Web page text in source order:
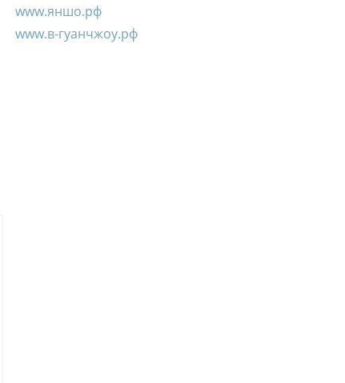
www.яншо.рф
www.в-гуанчжоу.рф